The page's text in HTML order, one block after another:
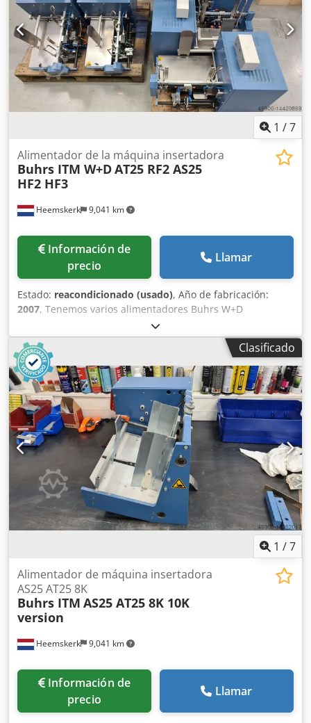
para el procesado continuo de papel por hoja cortada para
alimentación/lectura/recogida/caída de documentos A4
(canal transaccional) - Módulos de cinta de inversión ITM
de Buhrs - Módulos de mesa de alineación ITM de Buhrs -
Módulos de mesa de correo Buhrs ITM - Alimentador
Buhrs ITM - rotativo - alimentador de fricción y empuje
Amplíe y obtenga más posibilidades de producción en su
Buhrs ITM BB300, BB600 o BB700.....¡sí es posible!
1 /7
Heemskerk 9,041 km
Alimentador de la máquina insertadora
Buhrs ITM W+DAT25 RF2 AS25
HF2 HF3
Información de
precio
Llamar
Estado: reacondicionado (usado), Año de fabricación:
2007, Tenemos varios alimentadores Buhrs W+D
disponibles. ¡Todos completamente revisados y listos para
usar! Tipos de alimentadores: AT25 Alimentador rotativo
de vacío (BB300) Alimentador deslizante AS25 (BB300)
Alimentador de fricción por vacío HF3 (BB300) RF2 Servo
alimentador de rotación por vacío (BB600 y BB700) AS2
Alimentador por empuje (BB600 y BB700) Dksdpfx Asq Ec
Rgskcer Alimentador de fricción por vacío HF2 (BB600 y
BB700) Puede instalarse en una máquina Buhrs W+D
BB300 10K, BB600 14K y en una Buhrs ITM BB700 14 y 16K.
Todos los alimentadores que vendemos están totalmente
revisados y todas las piezas de repuesto se sustituyen si es
necesario. ¿Le gustaría recibir una oferta? Por favor,
háganoslo saber, ¡gracias!
Clasificado
1 /7
Heemskerk 9,041 km
Alimentador de máquina insertadora
AS25 AT25 8K
Buhrs ITM AS25 AT25 8K 10K
version
Información de
precio
Llamar